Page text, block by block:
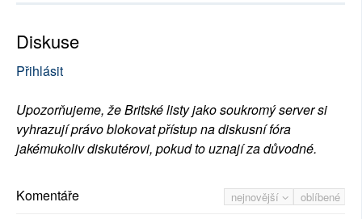
Diskuse
Přihlásit
Upozorňujeme, že Britské listy jako soukromý server si
vyhrazují právo blokovat přístup na diskusní fóra
jakémukoliv diskutérovi, pokud to uznají za důvodné.
nejnovější oblíbené
Komentáře